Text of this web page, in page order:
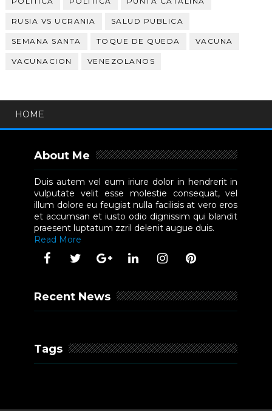
RUSIA VS UCRANIA SALUD PUBLICA
SEMANA SANTA TOQUE DE QUEDA VACUNA
VACUNACION VENEZOLANOS
HOME
About Me
Duis autem vel eum iriure dolor in hendrerit in
vulputate velit esse molestie consequat, vel
illum dolore eu feugiat nulla facilisis at vero eros
et accumsan et iusto odio dignissim qui blandit
praesent luptatum zzril delenit augue duis.
Read More
Recent News
Tags